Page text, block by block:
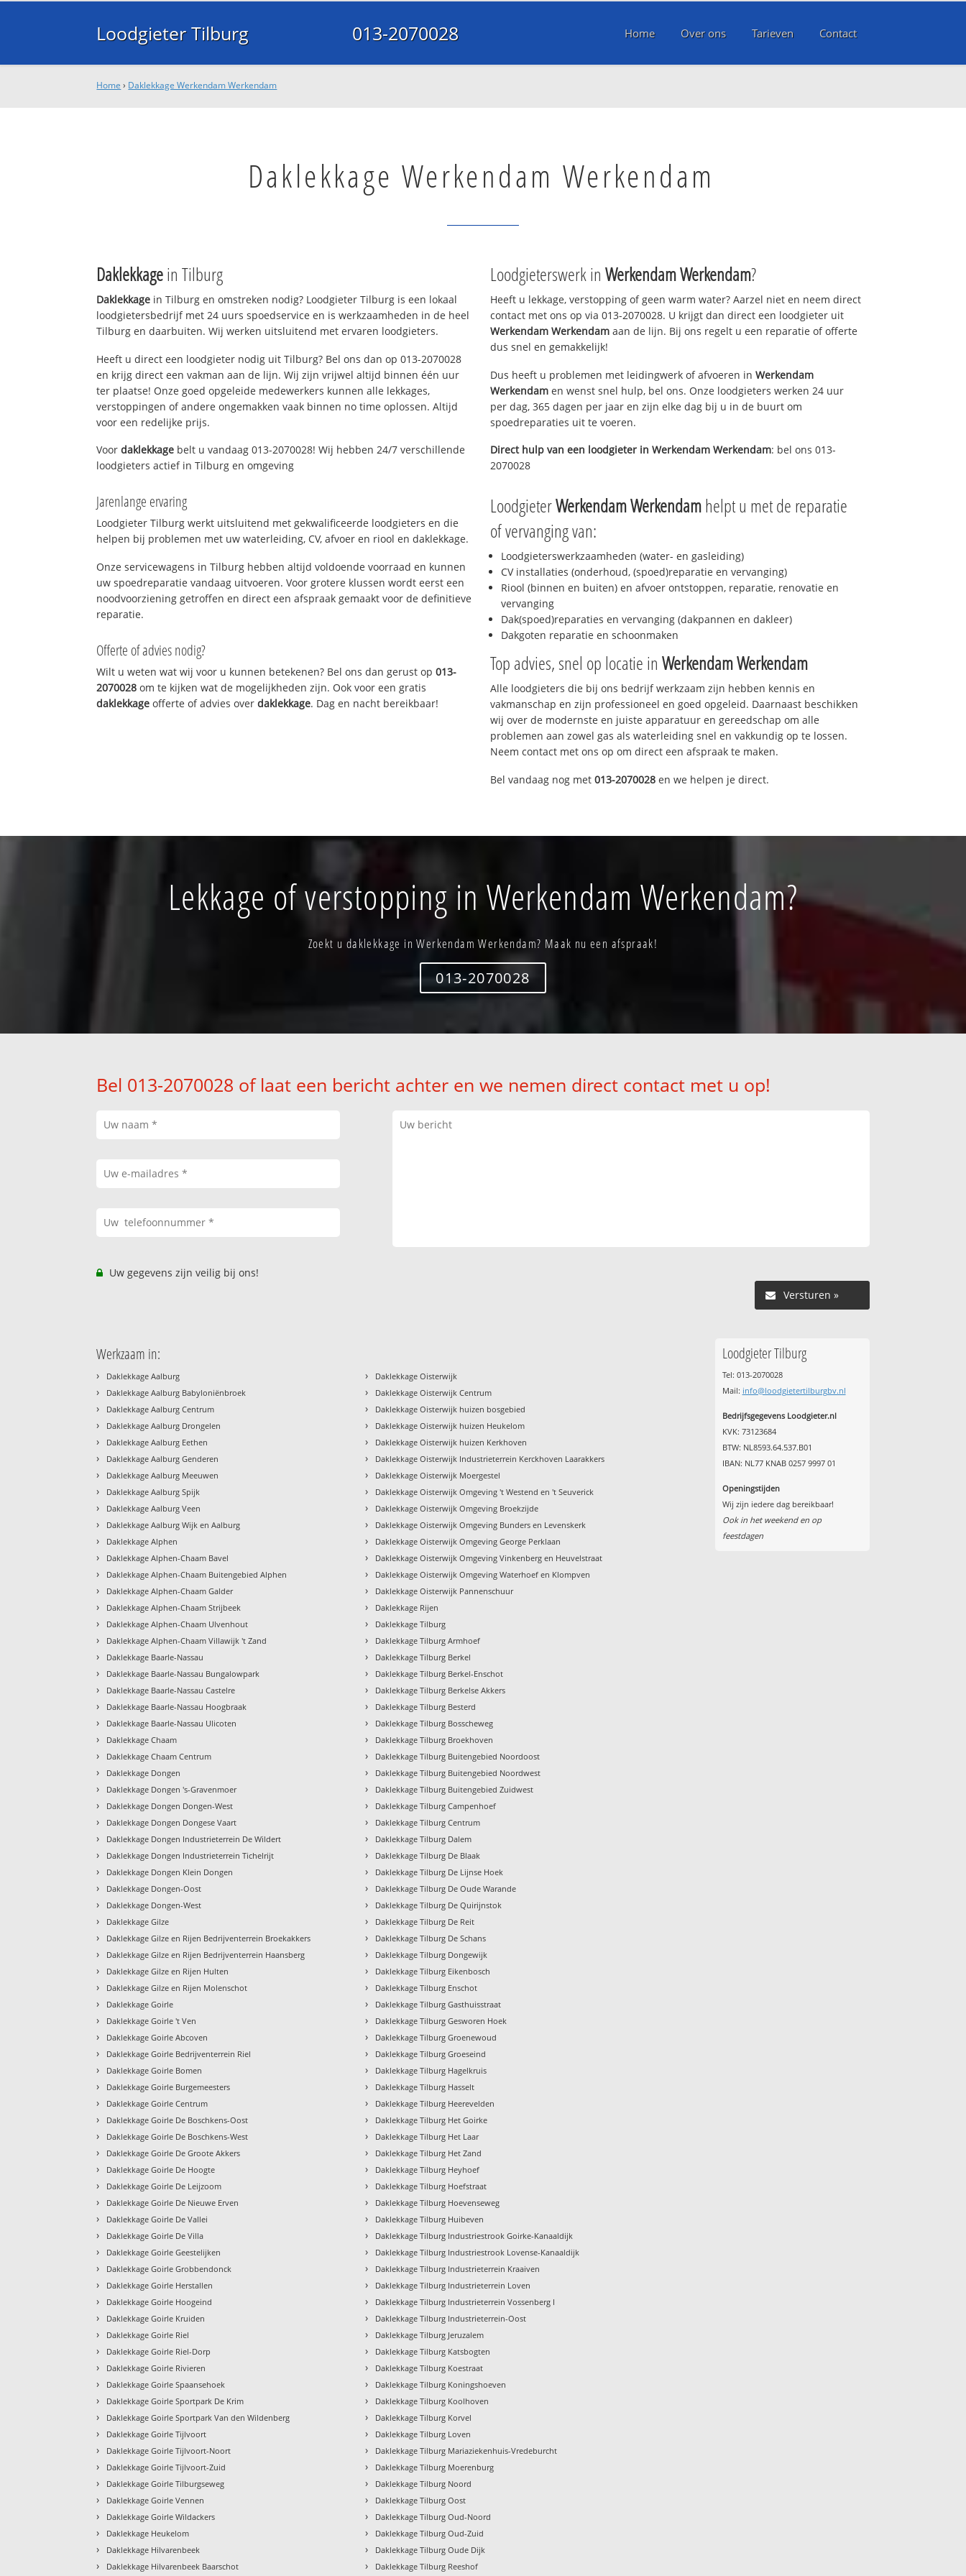
Loodgieter Tilburg 013-2070028 Home Over ons Tarieven Contact
Home › Daklekkage Werkendam Werkendam
Daklekkage Werkendam Werkendam
Daklekkagein Tilburg
Daklekkage in Tilburg en omstreken nodig? Loodgieter Tilburg is een lokaal
loodgietersbedrijf met 24 uurs spoedservice en is werkzaamheden in de heel
Tilburg en daarbuiten. Wij werken uitsluitend met ervaren loodgieters.
Heeft u direct een loodgieter nodig uit Tilburg? Bel ons dan op 013-2070028
en krijg direct een vakman aan de lijn. Wij zijn vrijwel altijd binnen één uur
ter plaatse! Onze goed opgeleide medewerkers kunnen alle lekkages,
verstoppingen of andere ongemakken vaak binnen no time oplossen. Altijd
voor een redelijke prijs.
Voordaklekkage belt u vandaag 013-2070028! Wij hebben 24/7 verschillende
loodgieters actief in Tilburg en omgeving
Jarenlange ervaring
Loodgieter Tilburg werkt uitsluitend met gekwalificeerde loodgieters en die
helpen bij problemen met uw waterleiding, CV, afvoer en riool en daklekkage.
Onze servicewagens in Tilburg hebben altijd voldoende voorraad en kunnen
uw spoedreparatie vandaag uitvoeren. Voor grotere klussen wordt eerst een
noodvoorziening getroffen en direct een afspraak gemaakt voor de definitieve
reparatie.
Offerte of advies nodig?
Wilt u weten wat wij voor u kunnen betekenen? Bel ons dan gerust op013-
2070028 om te kijken wat de mogelijkheden zijn. Ook voor een gratis
daklekkage offerte of advies overdaklekkage. Dag en nacht bereikbaar!
Loodgieterswerk in Werkendam Werkendam?
Heeft u lekkage, verstopping of geen warm water? Aarzel niet en neem direct
contact met ons op via 013-2070028. U krijgt dan direct een loodgieter uit
Werkendam Werkendam aan de lijn. Bij ons regelt u een reparatie of offerte
dus snel en gemakkelijk!
Dus heeft u problemen met leidingwerk of afvoeren in Werkendam
Werkendam en wenst snel hulp, bel ons. Onze loodgieters werken 24 uur
per dag, 365 dagen per jaar en zijn elke dag bij u in de buurt om
spoedreparaties uit te voeren.
Direct hulp van een loodgieter in Werkendam Werkendam: bel ons 013-
2070028
LoodgieterWerkendam Werkendamhelpt u met de reparatie
of vervanging van:
Loodgieterswerkzaamheden (water- en gasleiding)
CV installaties (onderhoud, (spoed)reparatie en vervanging)
Riool (binnen en buiten) en afvoer ontstoppen, reparatie, renovatie en
vervanging
Dak(spoed)reparaties en vervanging (dakpannen en dakleer)
Dakgoten reparatie en schoonmaken
Top advies, snel op locatie in Werkendam Werkendam
Alle loodgieters die bij ons bedrijf werkzaam zijn hebben kennis en
vakmanschap en zijn professioneel en goed opgeleid. Daarnaast beschikken
wij over de modernste en juiste apparatuur en gereedschap om alle
problemen aan zowel gas als waterleiding snel en vakkundig op te lossen.
Neem contact met ons op om direct een afspraak te maken.
Bel vandaag nog met 013-2070028 en we helpen je direct.
Lekkage of verstopping in Werkendam Werkendam?
Zoekt u daklekkage in Werkendam Werkendam? Maak nu een afspraak!
013-2070028
Bel 013-2070028 of laat een bericht achter en we nemen direct contact met u op!
Uw gegevens zijn veilig bij ons!
Versturen »
Werkzaam in:
› Daklekkage Aalburg
› Daklekkage Aalburg Babyloniënbroek
› Daklekkage Aalburg Centrum
› Daklekkage Aalburg Drongelen
› Daklekkage Aalburg Eethen
› Daklekkage Aalburg Genderen
› Daklekkage Aalburg Meeuwen
› Daklekkage Aalburg Spijk
› Daklekkage Aalburg Veen
› Daklekkage Aalburg Wijk en Aalburg
› Daklekkage Alphen
› Daklekkage Alphen-Chaam Bavel
› Daklekkage Alphen-Chaam Buitengebied Alphen
› Daklekkage Alphen-Chaam Galder
› Daklekkage Alphen-Chaam Strijbeek
› Daklekkage Alphen-Chaam Ulvenhout
› Daklekkage Alphen-Chaam Villawijk 't Zand
› Daklekkage Baarle-Nassau
› Daklekkage Baarle-Nassau Bungalowpark
› Daklekkage Baarle-Nassau Castelre
› Daklekkage Baarle-Nassau Hoogbraak
› Daklekkage Baarle-Nassau Ulicoten
› Daklekkage Chaam
› Daklekkage Chaam Centrum
› Daklekkage Dongen
› Daklekkage Dongen 's-Gravenmoer
› Daklekkage Dongen Dongen-West
› Daklekkage Dongen Dongese Vaart
› Daklekkage Dongen Industrieterrein De Wildert
› Daklekkage Dongen Industrieterrein Tichelrijt
› Daklekkage Dongen Klein Dongen
› Daklekkage Dongen-Oost
› Daklekkage Dongen-West
› Daklekkage Gilze
› Daklekkage Gilze en Rijen Bedrijventerrein Broekakkers
› Daklekkage Gilze en Rijen Bedrijventerrein Haansberg
› Daklekkage Gilze en Rijen Hulten
› Daklekkage Gilze en Rijen Molenschot
› Daklekkage Goirle
› Daklekkage Goirle 't Ven
› Daklekkage Goirle Abcoven
› Daklekkage Goirle Bedrijventerrein Riel
› Daklekkage Goirle Bomen
› Daklekkage Goirle Burgemeesters
› Daklekkage Goirle Centrum
› Daklekkage Goirle De Boschkens-Oost
› Daklekkage Goirle De Boschkens-West
› Daklekkage Goirle De Groote Akkers
› Daklekkage Goirle De Hoogte
› Daklekkage Goirle De Leijzoom
› Daklekkage Goirle De Nieuwe Erven
› Daklekkage Goirle De Vallei
› Daklekkage Goirle De Villa
› Daklekkage Goirle Geestelijken
› Daklekkage Goirle Grobbendonck
› Daklekkage Goirle Herstallen
› Daklekkage Goirle Hoogeind
› Daklekkage Goirle Kruiden
› Daklekkage Goirle Riel
› Daklekkage Goirle Riel-Dorp
› Daklekkage Goirle Rivieren
› Daklekkage Goirle Spaansehoek
› Daklekkage Goirle Sportpark De Krim
› Daklekkage Goirle Sportpark Van den Wildenberg
› Daklekkage Goirle Tijlvoort
› Daklekkage Goirle Tijlvoort-Noort
› Daklekkage Goirle Tijlvoort-Zuid
› Daklekkage Goirle Tilburgseweg
› Daklekkage Goirle Vennen
› Daklekkage Goirle Wildackers
› Daklekkage Heukelom
› Daklekkage Hilvarenbeek
› Daklekkage Hilvarenbeek Baarschot
› Daklekkage Oisterwijk
› Daklekkage Oisterwijk Centrum
› Daklekkage Oisterwijk huizen bosgebied
› Daklekkage Oisterwijk huizen Heukelom
› Daklekkage Oisterwijk huizen Kerkhoven
› Daklekkage Oisterwijk Industrieterrein Kerckhoven Laarakkers
› Daklekkage Oisterwijk Moergestel
› Daklekkage Oisterwijk Omgeving 't Westend en 't Seuverick
› Daklekkage Oisterwijk Omgeving Broekzijde
› Daklekkage Oisterwijk Omgeving Bunders en Levenskerk
› Daklekkage Oisterwijk Omgeving George Perklaan
› Daklekkage Oisterwijk Omgeving Vinkenberg en Heuvelstraat
› Daklekkage Oisterwijk Omgeving Waterhoef en Klompven
› Daklekkage Oisterwijk Pannenschuur
› Daklekkage Rijen
› Daklekkage Tilburg
› Daklekkage Tilburg Armhoef
› Daklekkage Tilburg Berkel
› Daklekkage Tilburg Berkel-Enschot
› Daklekkage Tilburg Berkelse Akkers
› Daklekkage Tilburg Besterd
› Daklekkage Tilburg Bosscheweg
› Daklekkage Tilburg Broekhoven
› Daklekkage Tilburg Buitengebied Noordoost
› Daklekkage Tilburg Buitengebied Noordwest
› Daklekkage Tilburg Buitengebied Zuidwest
› Daklekkage Tilburg Campenhoef
› Daklekkage Tilburg Centrum
› Daklekkage Tilburg Dalem
› Daklekkage Tilburg De Blaak
› Daklekkage Tilburg De Lijnse Hoek
› Daklekkage Tilburg De Oude Warande
› Daklekkage Tilburg De Quirijnstok
› Daklekkage Tilburg De Reit
› Daklekkage Tilburg De Schans
› Daklekkage Tilburg Dongewijk
› Daklekkage Tilburg Eikenbosch
› Daklekkage Tilburg Enschot
› Daklekkage Tilburg Gasthuisstraat
› Daklekkage Tilburg Gesworen Hoek
› Daklekkage Tilburg Groenewoud
› Daklekkage Tilburg Groeseind
› Daklekkage Tilburg Hagelkruis
› Daklekkage Tilburg Hasselt
› Daklekkage Tilburg Heerevelden
› Daklekkage Tilburg Het Goirke
› Daklekkage Tilburg Het Laar
› Daklekkage Tilburg Het Zand
› Daklekkage Tilburg Heyhoef
› Daklekkage Tilburg Hoefstraat
› Daklekkage Tilburg Hoevenseweg
› Daklekkage Tilburg Huibeven
› Daklekkage Tilburg Industriestrook Goirke-Kanaaldijk
› Daklekkage Tilburg Industriestrook Lovense-Kanaaldijk
› Daklekkage Tilburg Industrieterrein Kraaiven
› Daklekkage Tilburg Industrieterrein Loven
› Daklekkage Tilburg Industrieterrein Vossenberg I
› Daklekkage Tilburg Industrieterrein-Oost
› Daklekkage Tilburg Jeruzalem
› Daklekkage Tilburg Katsbogten
› Daklekkage Tilburg Koestraat
› Daklekkage Tilburg Koningshoeven
› Daklekkage Tilburg Koolhoven
› Daklekkage Tilburg Korvel
› Daklekkage Tilburg Loven
› Daklekkage Tilburg Mariaziekenhuis-Vredeburcht
› Daklekkage Tilburg Moerenburg
› Daklekkage Tilburg Noord
› Daklekkage Tilburg Oost
› Daklekkage Tilburg Oud-Noord
› Daklekkage Tilburg Oud-Zuid
› Daklekkage Tilburg Oude Dijk
› Daklekkage Tilburg Reeshof
Loodgieter Tilburg
Tel: 013-2070028
Mail: info@loodgietertilburgbv.nl
Bedrijfsgegevens Loodgieter.nl
KVK: 73123684
BTW: NL8593.64.537.B01
IBAN: NL77 KNAB 0257 9997 01
Openingstijden
Wij zijn iedere dag bereikbaar!
Ook in het weekend en op
feestdagen